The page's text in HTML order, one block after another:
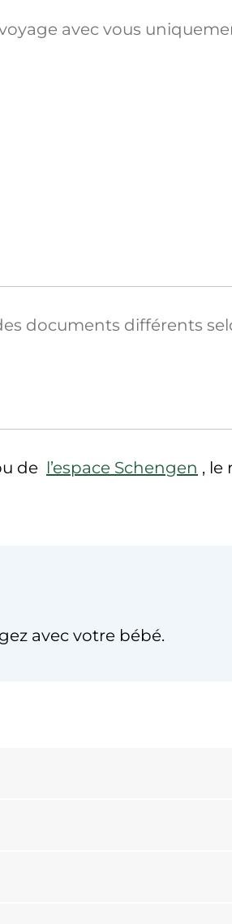
avec vous
documents différents
de l’espace Schengen , le
avec votre bébé.